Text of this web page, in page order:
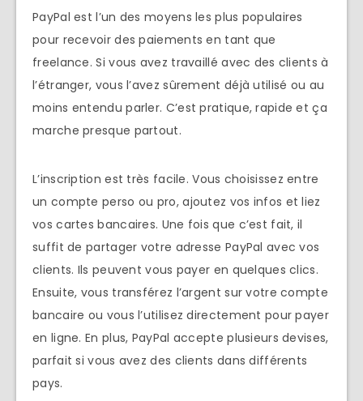
PayPal est l’un des moyens les plus populaires
pour recevoir des paiements en tant que
freelance. Si vous avez travaillé avec des clients à
l’étranger, vous l’avez sûrement déjà utilisé ou au
moins entendu parler. C’est pratique, rapide et ça
marche presque partout.
L’inscription est très facile. Vous choisissez entre
un compte perso ou pro, ajoutez vos infos et liez
vos cartes bancaires. Une fois que c’est fait, il
suffit de partager votre adresse PayPal avec vos
clients. Ils peuvent vous payer en quelques clics.
Ensuite, vous transférez l’argent sur votre compte
bancaire ou vous l’utilisez directement pour payer
en ligne. En plus, PayPal accepte plusieurs devises,
parfait si vous avez des clients dans différents
pays.